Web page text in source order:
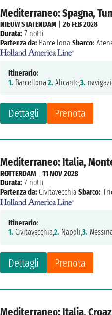
Mediterraneo: Spagna,
Dettagli Prenota
NIEUW STATENDAM |26 FEB 2028
Durata: 7 notti
Partenza da: Barcellona Sbarco:
Itinerario:
1. Barcellona,2. Alicante,3.
Mediterraneo: Italia,
Dettagli Prenota
ROTTERDAM |11 NOV 2028
Durata: 7 notti
Partenza da: Civitavecchia Sbarco:
Itinerario:
1. Civitavecchia,2. Napoli,3.
Mediterraneo: Italia,